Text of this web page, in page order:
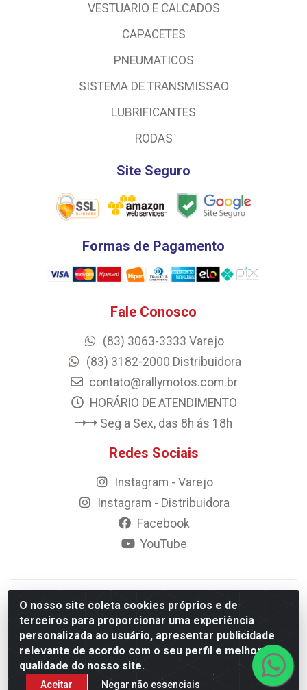
O nosso site coleta cookies próprios e de
terceiros para proporcionar uma experiência
personalizada ao usuário, apresentar publicidade
relevante de acordo com o seu perfil e melhorar a
qualidade do nosso site.
Aceitar Negar não essenciais
VESTUARIO E CALCADOS
CAPACETES
PNEUMATICOS
SISTEMA DE TRANSMISSAO
LUBRIFICANTES
RODAS
Site Seguro
Formas de Pagamento
Fale Conosco
(83) 3063-3333 Varejo
(83) 3182-2000 Distribuidora
contato@rallymotos.com.br
HORÁRIO DE ATENDIMENTO
Seg a Sex, das 8h ás 18h
Redes Sociais
Instagram - Varejo
Instagram - Distribuidora
Facebook
YouTube
© 2023 Rally Motos - todos os direitos reservados.
Razão Social: Rally motos distribuidora, importadora e
transportadora de peças LTDA - CNPJ 09.262.859/0001-43 -
Rua Vigário Calixto 2900 - Catolé, Campina Grande/PB